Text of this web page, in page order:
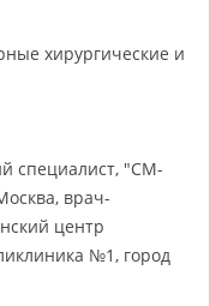
хирургические и
специалист, "СМ-
врач-
центр
№1, город